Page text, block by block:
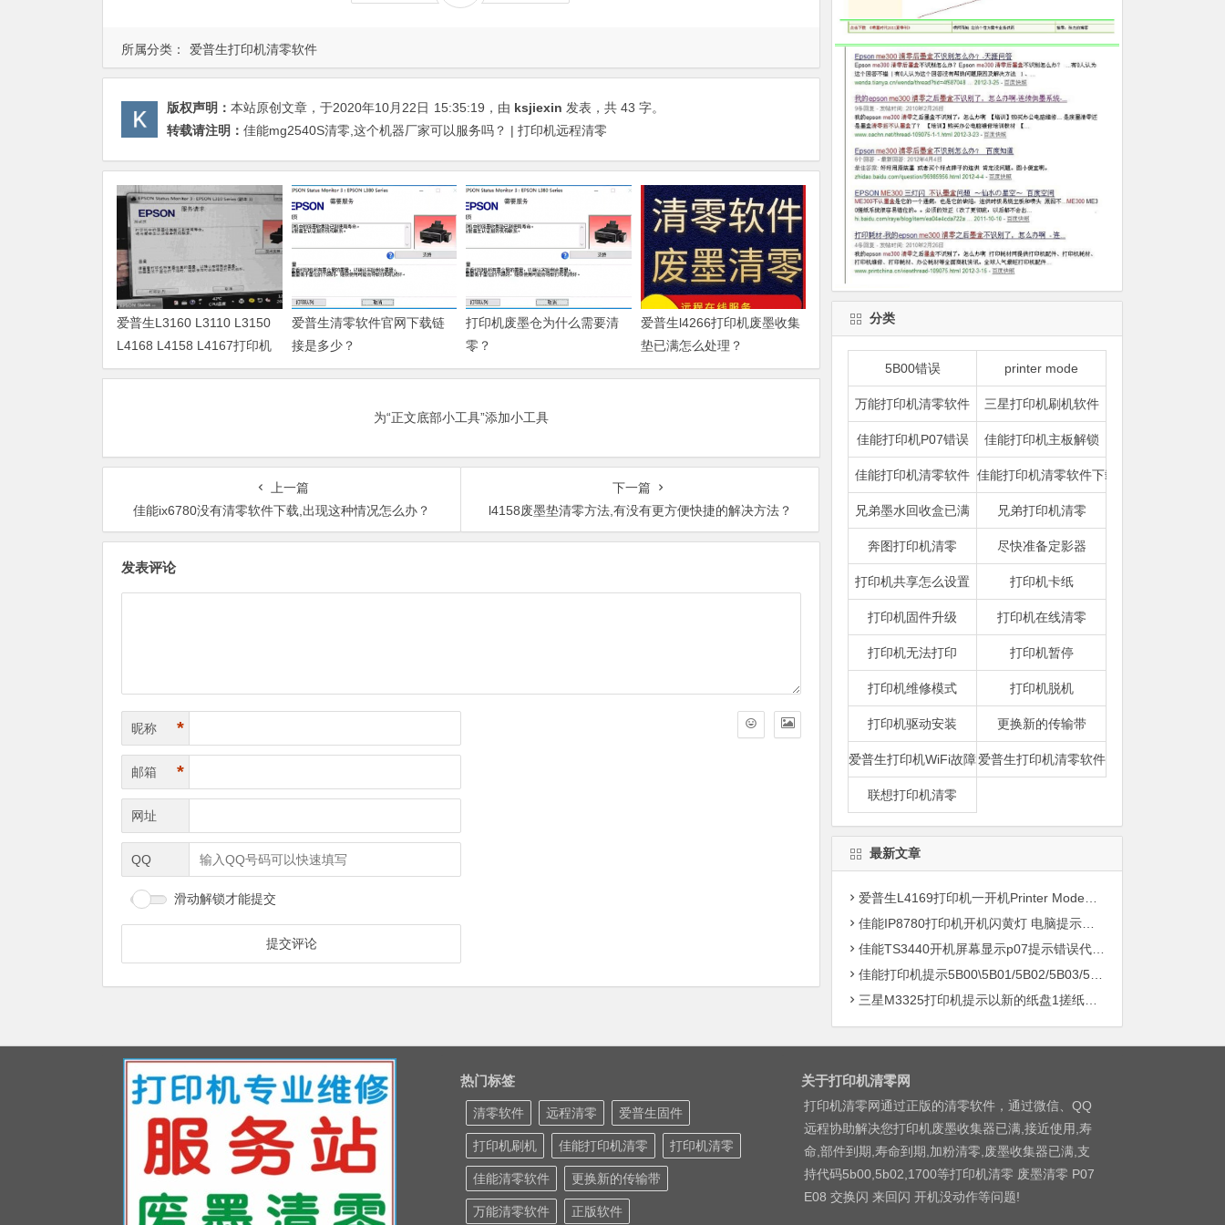
所属分类： 爱普生打印机清零软件
版权声明： 本站原创文章，于2020年10月22日 15:35:19 ，由 ksjiexin 发表，共 43 字。
转载请注明： 佳能mg2540S清零,这个机器厂家可以服务吗？ | 打印机远程清零
爱普生L3160 L3110 L3150
L4168 L4158 L4167打印机
废墨清零软件
爱普生清零软件官网下载链
接是多少？
打印机废墨仓为什么需要清
零？
爱普生l4266打印机废墨收集
垫已满怎么处理？
为“正文底部小工具”添加小工具
上一篇
佳能ix6780没有清零软件下载,出现这种情况怎么办？
下一篇
l4158废墨垫清零方法,有没有更方便快捷的解决方法？
发表评论
昵称 *
邮箱 *
网址
QQ
滑动解锁才能提交
分类
5B00错误 printer mode
万能打印机清零软件 三星打印机刷机软件
佳能打印机P07错误 佳能打印机主板解锁
佳能打印机清零软件 佳能打印机清零软件下载
兄弟墨水回收盒已满 兄弟打印机清零
奔图打印机清零 尽快准备定影器
打印机共享怎么设置 打印机卡纸
打印机固件升级 打印机在线清零
打印机无法打印 打印机暂停
打印机维修模式 打印机脱机
打印机驱动安装 更换新的传输带
爱普生打印机WiFi故障爱普生打印机清零软件
联想打印机清零
最新文章
爱普生L4169打印机一开机Printer Mode故障主板维修
佳能IP8780打印机开机闪黄灯 电脑提示错误5B00快速解决方案清零
佳能TS3440开机屏幕显示p07提示错误代码5B00快速解决方案 清零
佳能打印机提示5B00\5B01/5B02/5B03/5B04/5B11/5B12/5B13/5B14/1700/1702/1703/1704
三星M3325打印机提示以新的纸盘1搓纸轮进行更换
热门标签
清零软件 远程清零 爱普生固件
打印机刷机 佳能打印机清零 打印机清零
佳能清零软件 更换新的传输带
万能清零软件 正版软件
关于打印机清零网
打印机清零网通过正版的清零软件，通过微信、QQ
远程协助解决您打印机废墨收集器已满,接近使用,寿
命,部件到期,寿命到期,加粉清零,废墨收集器已满,支
持代码5b00,5b02,1700等打印机清零 废墨清零 P07
E08 交换闪 来回闪 开机没动作等问题!